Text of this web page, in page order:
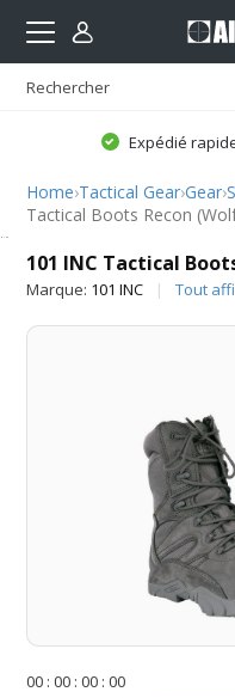
Expédié
Home›Tactical Gear›Gear›
Tactical Boots Recon
101 INC Tactical
Marque: 101 INC Tout
00 :00 :00 :00